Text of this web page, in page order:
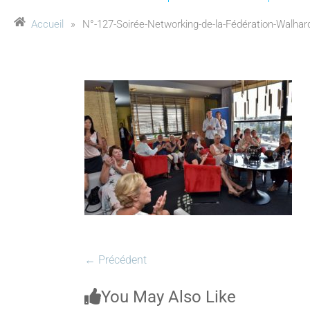
Accueil » N°-127-Soirée-Networking-de-la-Fédération-
← Précédent
You May Also Like